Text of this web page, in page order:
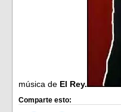
música de El Rey.
Comparte esto: